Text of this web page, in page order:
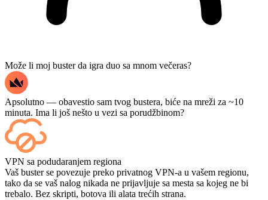
Može li moj buster da igra duo sa mnom večeras?
Apsolutno — obavestio sam tvog bustera, biće na mreži za ~10
minuta. Ima li još nešto u vezi sa porudžbinom?
Da — svaki meč se pojavljuje na vašoj kontrolnoj tabli čim se
završi, a ako želite da gledate same partije, dodajte Streaming
prilikom plaćanja.
VPN sa podudaranjem regiona
Vaš buster se povezuje preko privatnog VPN-a u vašem regionu,
tako da se vaš nalog nikada ne prijavljuje sa mesta sa kojeg ne bi
trebalo. Bez skripti, botova ili alata trećih strana.